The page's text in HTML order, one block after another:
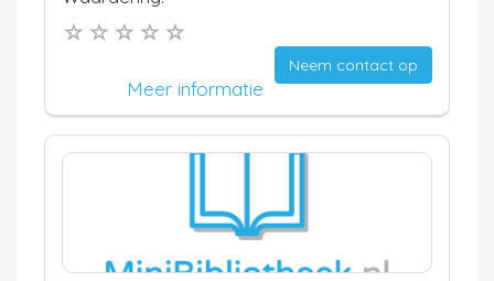
Neem contact op
Meer informatie